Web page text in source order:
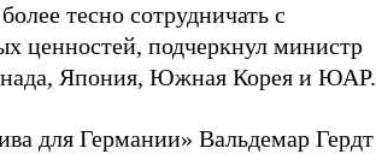
тесно сотрудничать с
ценностей, подчеркнул министр
Япония, Южная Корея и ЮАР.
для Германии» Вальдемар Гердт